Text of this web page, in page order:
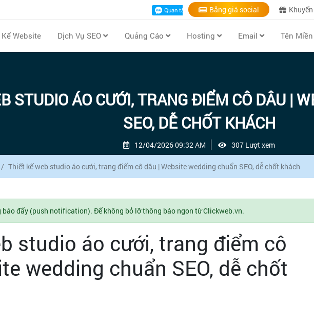
Bảng giá social
Website Dịch Vụ SEO Quảng Cáo Hosting Email Tên
STUDIO ÁO CƯỚI, TRANG ĐIỂM CÔ DÂU |
SEO, DỄ CHỐT KHÁCH
12/04/2026 09:32 AM 307 Lượt xem
Thiết kế web studio áo cưới, trang điểm cô dâu | Website wedding chuẩn SEO, dễ chốt khách
báo đẩy (push notification). Để không bỏ lỡ thông báo ngon từ Clickweb.vn.
studio áo cưới, trang điểm cô
wedding chuẩn SEO, dễ chốt